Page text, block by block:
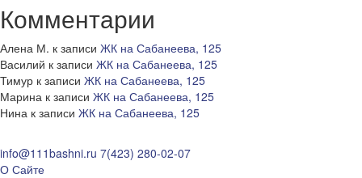
Комментарии
Алена М. к записи ЖК на Сабанеева, 125
Василий к записи ЖК на Сабанеева, 125
Тимур к записи ЖК на Сабанеева, 125
Марина к записи ЖК на Сабанеева, 125
Нина к записи ЖК на Сабанеева, 125
info@111bashni.ru 7(423) 280-02-07
О Сайте